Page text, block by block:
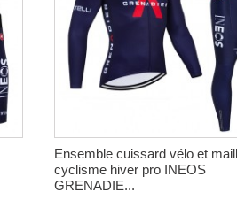
Ensemble cuissard vélo et
cyclisme hiver pro INEOS
GRENADIE...